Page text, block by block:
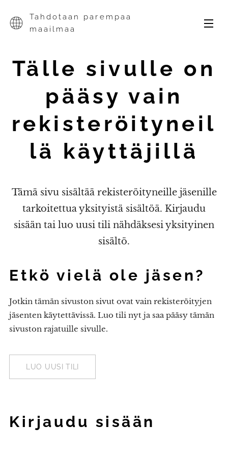
Tahdotaan parempaa
maailmaa
Tälle sivulle on
pääsy vain
rekisteröityneil
lä käyttäjillä
Tämä sivu sisältää rekisteröityneille jäsenille
tarkoitettua yksityistä sisältöä. Kirjaudu
sisään tai luo uusi tili nähdäksesi yksityinen
sisältö.
Etkö vielä ole jäsen?
Jotkin tämän sivuston sivut ovat vain rekisteröityjen
jäsenten käytettävissä. Luo tili nyt ja saa pääsy tämän
sivuston rajatuille sivulle.
LUO UUSI TILI
Kirjaudu sisään